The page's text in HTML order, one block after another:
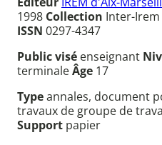
1998 Collection Inter-Irem
ISSN 0297-4347
Public visé enseignant
terminaleÂge 17
Typeannales, document
travaux de groupe de
Support papier